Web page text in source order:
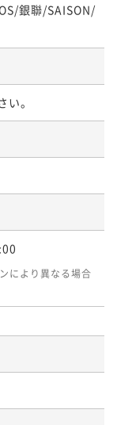
狭牛づくし※3
¥ 62,700 ~
率NO.1のＡ
OUT10:00
名 ¥ 62,700 ~
銀聯/SAISON/
。
により異なる場合